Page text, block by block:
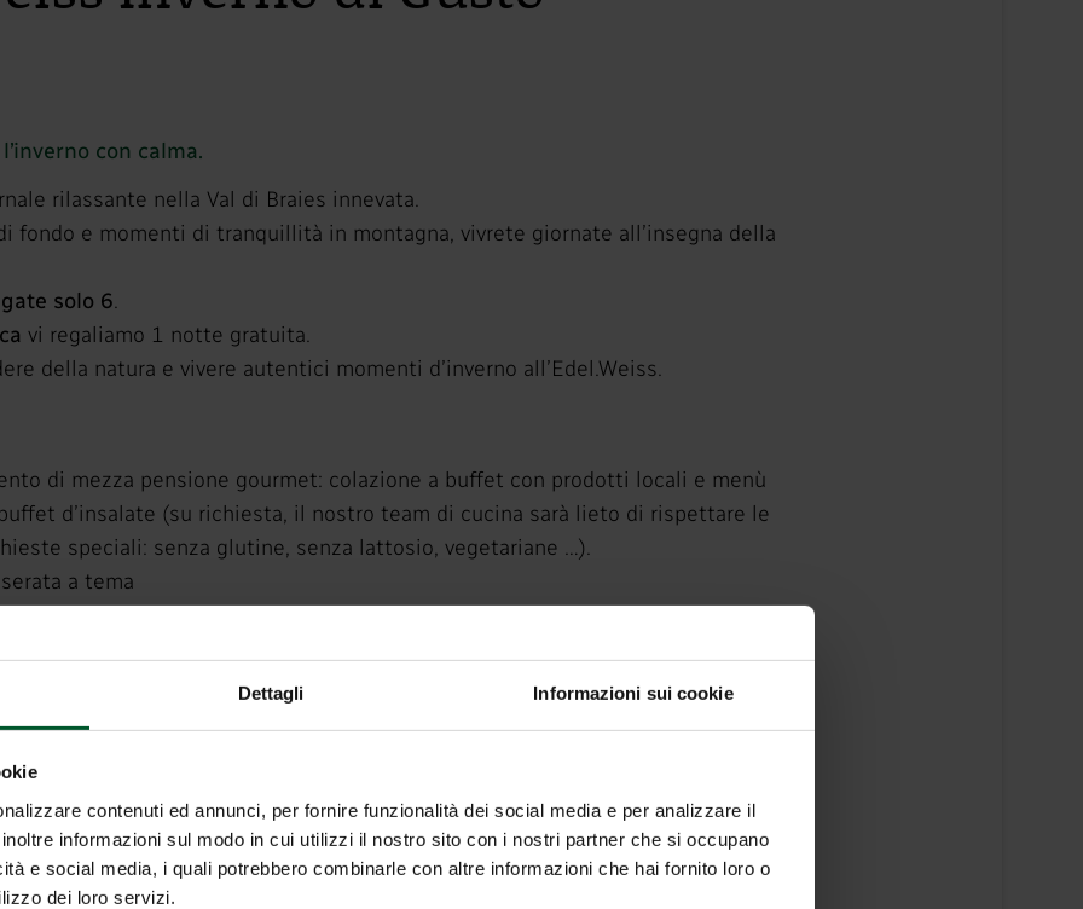
Dettagli Informazioni sui cookie
contenuti ed annunci, per fornire funzionalità dei social media e per analizzare il
informazioni sul modo in cui utilizzi il nostro sito con i nostri partner che si occupano
e social media, i quali potrebbero combinarle con altre informazioni che hai fornito loro o
dei loro servizi.
con calma.
rilassante nella Val di Braies innevata.
fondo e momenti di tranquillità in montagna, vivrete giornate all’insegna della
solo 6.
vi regaliamo 1 notte gratuita.
della natura e vivere autentici momenti d’inverno all’Edel.Weiss.
di mezza pensione gourmet: colazione a buffet con prodotti locali e menù
d’insalate (su richiesta, il nostro team di cucina sarà lieto di rispettare le
speciali: senza glutine, senza lattosio, vegetariane …).
a tema
con Vital Bistrot e tisane
davanti all’hotel
asciugascarponi
per i bambini